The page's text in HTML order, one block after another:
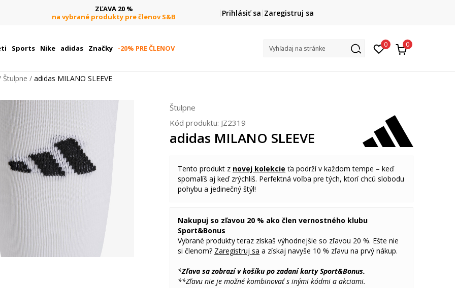
ZĽAVA 20 %
na vybrané produkty pre členov S&B
DOPRAVA ZADARMO
pri objednaní nad 80 € (neplatí pre Click&Collect)
Prihlásiť sa Zaregistruj sa
Sports Nike adidas Značky -20% PRE ČLENOV Vyhľadaj na stránke 0 0
Štulpne adidas MILANO SLEEVE
Štulpne
Kód produktu: JZ2319
adidas MILANO SLEEVE
Tento produkt z novej kolekcie ťa podrží v každom tempe – keď
spomalíš aj keď zrýchliš. Perfektná voľba pre tých, ktorí chcú slobodu
pohybu a jedinečný štýl!
Nakupuj so zľavou 20 % ako člen vernostného klubu
Sport&Bonus
Vybrané produkty teraz získaš výhodnejšie so zľavou 20 %. Ešte nie
si členom? Zaregistruj sa a získaj navyše 10 % zľavu na prvý nákup.
*Zľava sa zobrazí v košíku po zadaní karty Sport&Bonus.
**Zľavu nie je možné kombinovať s inými kódmi a akciami.